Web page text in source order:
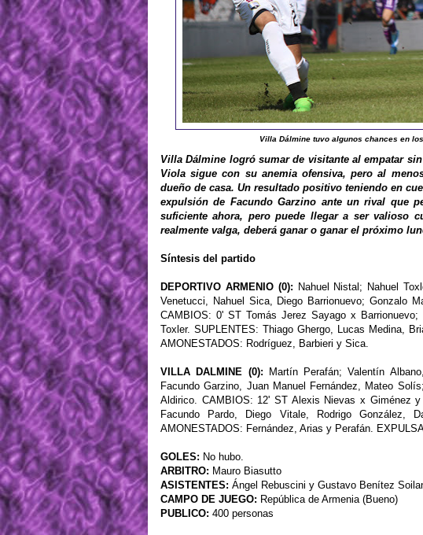
Villa Dálmine tuvo algunos chances en
Villa Dálmine logró sumar de visitante al empatar
Viola sigue con su anemia ofensiva, pero al
dueño de casa. Un resultado positivo teniendo en
expulsión de Facundo Garzino ante un rival que
suficiente ahora, pero puede llegar a ser valioso
realmente valga, deberá ganar o ganar el próximo
Síntesis del partido
DEPORTIVO ARMENIO (0): Nahuel Nistal; Nahuel
Venetucci, Nahuel Sica, Diego Barrionuevo; Gonzalo
CAMBIOS: 0' ST Tomás Jerez Sayago x
Toxler. SUPLENTES: Thiago Ghergo, Lucas Medina,
AMONESTADOS: Rodríguez, Barbieri y Sica.
VILLA DALMINE (0): Martín Perafán; Valentín
Facundo Garzino, Juan Manuel Fernández, Mateo
Aldirico. CAMBIOS: 12' ST Alexis Nievas x Giménez
Facundo Pardo, Diego Vitale, Rodrigo González,
AMONESTADOS: Fernández, Arias y Perafán.
GOLES: No hubo.
ARBITRO: Mauro Biasutto
ASISTENTES: Ángel Rebuscini y Gustavo Benítez
CAMPO DE JUEGO: República de Armenia (Bueno)
PUBLICO: 400 personas